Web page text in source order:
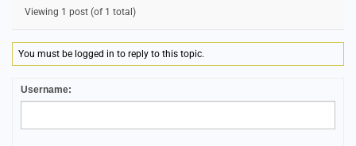
Viewing 1 post (of 1 total)
You must be logged in to reply to this topic.
Username: